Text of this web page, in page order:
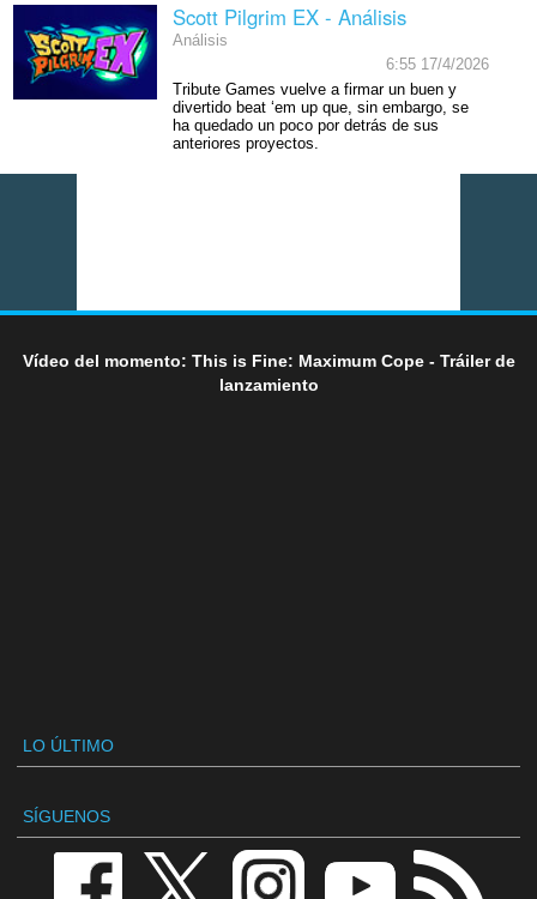
Scott Pilgrim EX - Análisis
Análisis
6:55 17/4/2026
Tribute Games vuelve a firmar un buen y
divertido beat ‘em up que, sin embargo, se
ha quedado un poco por detrás de sus
anteriores proyectos.
Vídeo del momento: This is Fine: Maximum Cope - Tráiler de
lanzamiento
LO ÚLTIMO
SÍGUENOS